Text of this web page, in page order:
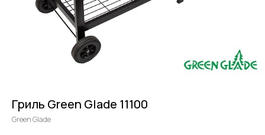
Гриль Green Glade 11100
Green Glade